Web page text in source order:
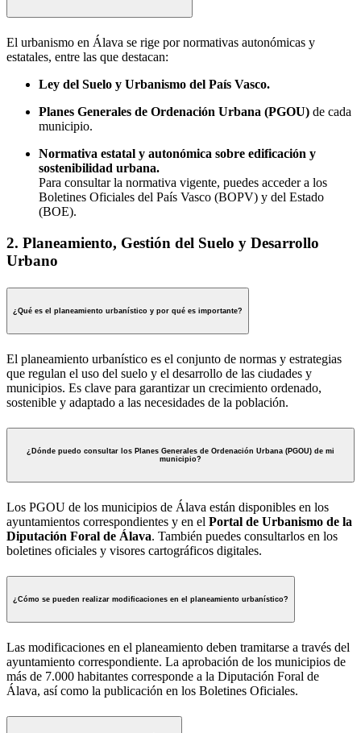
El urbanismo en Álava se rige por normativas autonómicas y
estatales, entre las que destacan:
Ley del Suelo y Urbanismo del País Vasco.
Planes Generales de Ordenación Urbana (PGOU) de cada
municipio.
Normativa estatal y autonómica sobre edificación y
sostenibilidad urbana.
Para consultar la normativa vigente, puedes acceder a los
Boletines Oficiales del País Vasco (BOPV) y del Estado
(BOE).
2. Planeamiento, Gestión del Suelo y Desarrollo
Urbano
¿Qué es el planeamiento urbanístico y por qué es importante?
El planeamiento urbanístico es el conjunto de normas y estrategias
que regulan el uso del suelo y el desarrollo de las ciudades y
municipios. Es clave para garantizar un crecimiento ordenado,
sostenible y adaptado a las necesidades de la población.
¿Dónde puedo consultar los Planes Generales de Ordenación Urbana (PGOU) de mi
municipio?
Los PGOU de los municipios de Álava están disponibles en los
ayuntamientos correspondientes y en el Portal de Urbanismo de la
Diputación Foral de Álava. También puedes consultarlos en los
boletines oficiales y visores cartográficos digitales.
¿Cómo se pueden realizar modificaciones en el planeamiento urbanístico?
Las modificaciones en el planeamiento deben tramitarse a través del
ayuntamiento correspondiente. La aprobación de los municipios de
más de 7.000 habitantes corresponde a la Diputación Foral de
Álava, así como la publicación en los Boletines Oficiales.